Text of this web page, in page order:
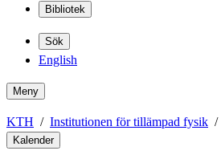
Bibliotek
Sök
English
Meny
KTH Institutionen för tillämpad fysik
Kalender